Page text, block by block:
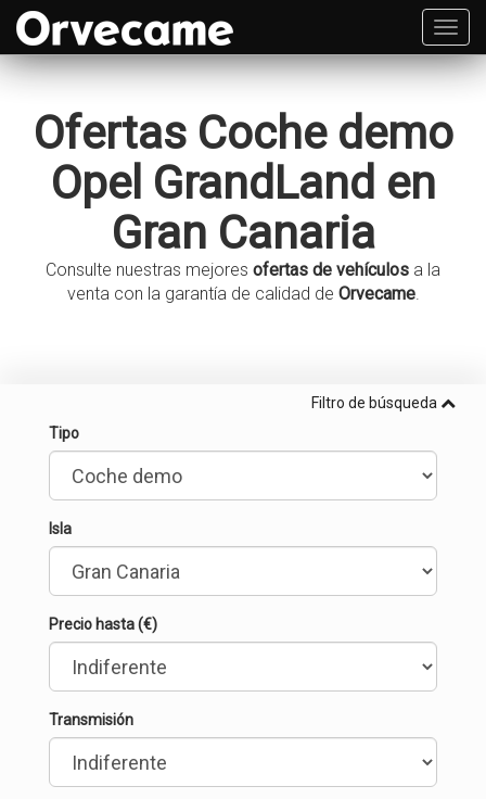
Ofertas Coche demo
Opel GrandLand en
Gran Canaria
Consulte nuestras mejores ofertas de vehículos a la
venta con la garantía de calidad de Orvecame.
Filtro de búsqueda
Tipo
Isla
Precio hasta (€)
Transmisión